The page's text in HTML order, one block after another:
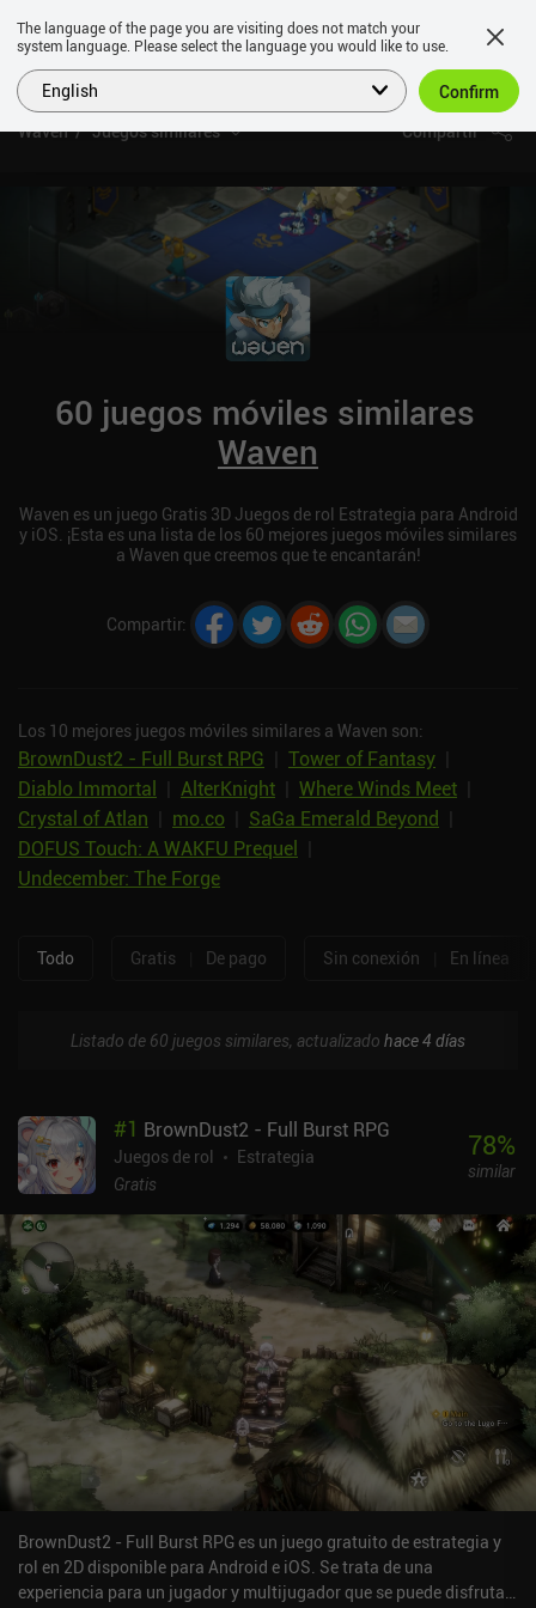
Waven Juegos similares Compartir
60 juegos móviles similares
Waven
Waven es un juego Gratis 3D Juegos de rol Estrategia para Android
y iOS. ¡Esta es una lista de los 60 mejores juegos móviles similares
a Waven que creemos que te encantarán!
Compartir:
Los 10 mejores juegos móviles similares a Waven son:
BrownDust2 - Full Burst RPG Tower of Fantasy
Diablo Immortal
AlterKnight Where Winds Meet
Crystal of Atlan
mo.co SaGa Emerald Beyond
DOFUS Touch: A WAKFU Prequel
Undecember: The Forge
Todo Gratis De pago Sin conexión En línea
Listado de 60 juegos similares, actualizado hace 4 días
#1 BrownDust2 - Full Burst RPG
Juegos de rol
Estrategia
Gratis
78%
similar
BrownDust2 - Full Burst RPG es un juego gratuito de estrategia y
rol en 2D disponible para Android e iOS. Se trata de una
experiencia para un jugador y multijugador que se puede disfrutar
The language of the page you are visiting does not match your
system language. Please select the language you would like to use.
English Confirm